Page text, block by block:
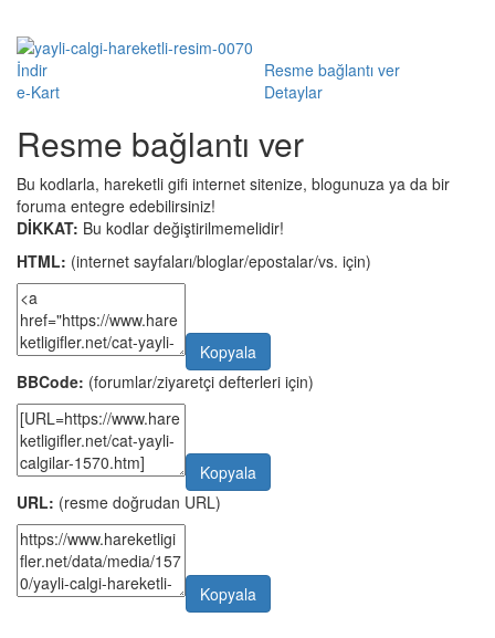
İndir
Resme bağlantı ver
e-Kart
Detaylar
Resme bağlantı ver
Bu kodlarla, hareketli gifi internet sitenize, blogunuza ya da bir
foruma entegre edebilirsiniz!
DİKKAT: Bu kodlar değiştirilmemelidir!
HTML: (internet sayfaları/bloglar/epostalar/vs. için)
Kopyala
BBCode: (forumlar/ziyaretçi defterleri için)
Kopyala
URL: (resme doğrudan URL)
Kopyala